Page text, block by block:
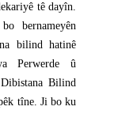
tê dayîn.
bernameyên
bilind hatinê
Perwerde û
Bilind
tîne. Ji bo ku